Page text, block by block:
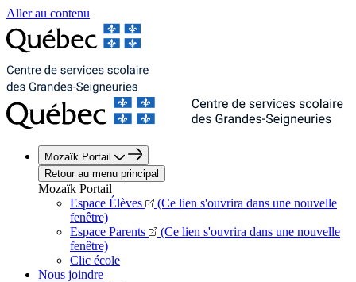
Aller au contenu
Mozaïk Portail
Retour au menu principal
Mozaïk Portail
Espace Élèves
(Ce lien s'ouvrira dans une nouvelle
fenêtre)
Espace Parents
(Ce lien s'ouvrira dans une nouvelle
fenêtre)
Clic école
Nous joindre